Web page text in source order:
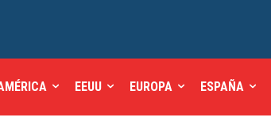
EEUU EUROPA ESPAÑA